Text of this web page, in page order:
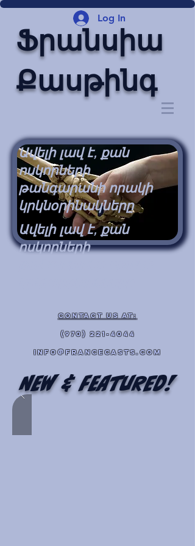
Log In
Ֆրանսիա
Քասթինգ
Ավելի լավ է, քան
ոսկորների
Ավելի լավ է, քան
ոսկորների
թանգարանի որակի
կրկնօրինակները
contact Us at:
(970) 221-4044
info@francecasts.com
New & Featured!